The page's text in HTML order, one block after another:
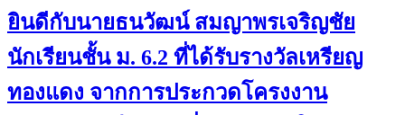
ยินดีกับนายธนวัฒน์ สมญาพรเจริญชัย
นักเรียนชั้น ม. 6.2 ที่ได้รับรางวัลเหรียญ
ทองแดง จากการประกวดโครงงาน